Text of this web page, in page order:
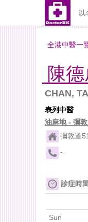
以
全港中醫一
陳
CHAN,
表列中醫
油麻地 - 彌
彌敦道
-
診症時
Sun